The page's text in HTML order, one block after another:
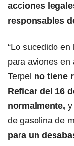
acciones
responsables
“Lo sucedido
para aviones en
Terpel no tiene
Reficar del 16
normalmente, y
de gasolina de
para un